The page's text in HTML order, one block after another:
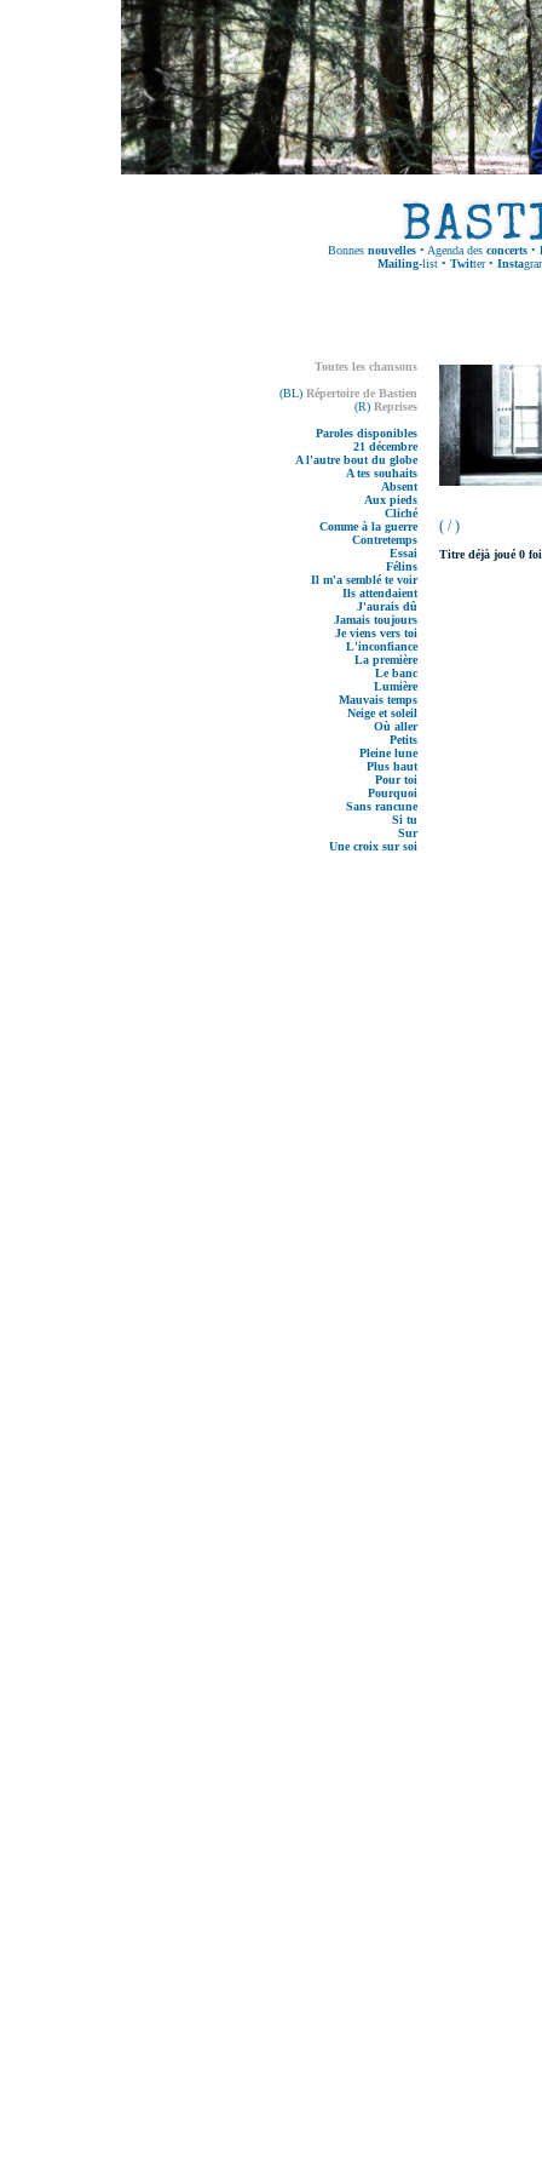
Bonnes nouvelles • Agenda des concerts •
Mailing-list• Twitter• Insta
Toutes les chansons
(BL) Répertoire de Bastien
(R) Reprises
Paroles disponibles
21 décembre
A l'autre bout du globe
A tes souhaits
Absent
Aux pieds
Cliché
Comme à la guerre
Contretemps
Essai
Félins
Il m'a semblé te voir
Ils attendaient
J'aurais dû
Jamais toujours
Je viens vers toi
L'inconfiance
La première
Le banc
Lumière
Mauvais temps
Neige et soleil
Où aller
Petits
Pleine lune
Plus haut
Pour toi
Pourquoi
Sans rancune
Si tu
Sur
Une croix sur soi
( / )
Titre déjà joué 0